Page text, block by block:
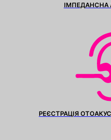
ІМПЕДАНСНА
РЕЄСТРАЦІЯ